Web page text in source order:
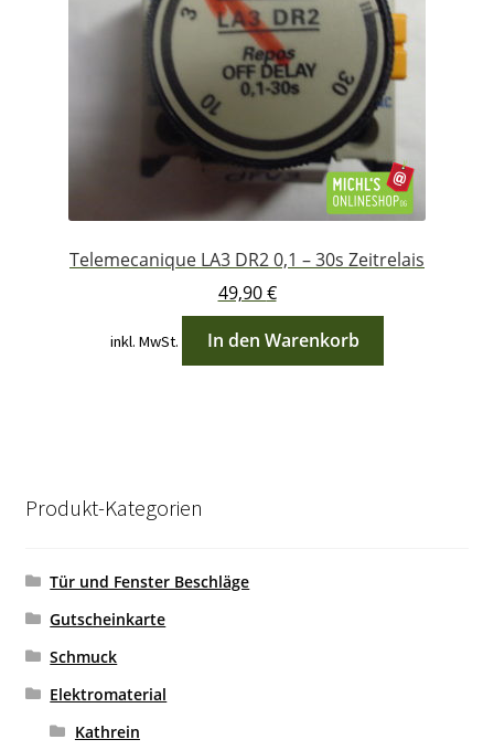
Telemecanique LA3 DR2 0,1 – 30s Zeitrelais
49,90€
inkl. MwSt. In den Warenkorb
Produkt-Kategorien
Tür und Fenster Beschläge
Gutscheinkarte
Schmuck
Elektromaterial
Kathrein